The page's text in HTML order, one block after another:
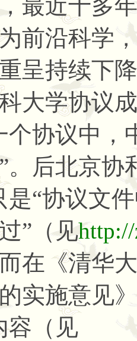
最近十多
前沿科学
呈持续下
大学协议
个协议中，
。后北京协
是“协议文
”（见
在《清华
实施意见
容（见